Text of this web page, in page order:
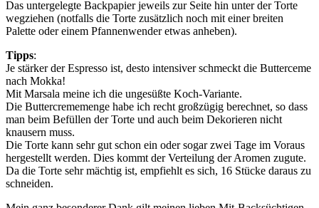
Das untergelegte Backpapier jeweils zur Seite hin unter der Torte
wegziehen (notfalls die Torte zusätzlich noch mit einer breiten
Palette oder einem Pfannenwender etwas anheben).
Tipps:
Je stärker der Espresso ist, desto intensiver schmeckt die Butterceme
nach Mokka!
Mit Marsala meine ich die ungesüßte Koch-Variante.
Die Buttercrememenge habe ich recht großzügig berechnet, so dass
man beim Befüllen der Torte und auch beim Dekorieren nicht
knausern muss.
Die Torte kann sehr gut schon ein oder sogar zwei Tage im Voraus
hergestellt werden. Dies kommt der Verteilung der Aromen zugute.
Da die Torte sehr mächtig ist, empfiehlt es sich, 16 Stücke daraus zu
schneiden.